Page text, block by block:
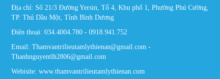
Địa chỉ: Số 21/3 Đường Yersin, Tổ 4, Khu phố 1, Phường Phú Cường,
TP. Thủ Dầu Một, Tỉnh Bình Dương
Điện thoại: 034.4004.780 - 0918.941.752
Email: Thamvantrilieutamlythienan@gmail.com -
Thanhnguyentlh2806@gmail.com
Webisite: www.thamvantrilieutamlythienan.com